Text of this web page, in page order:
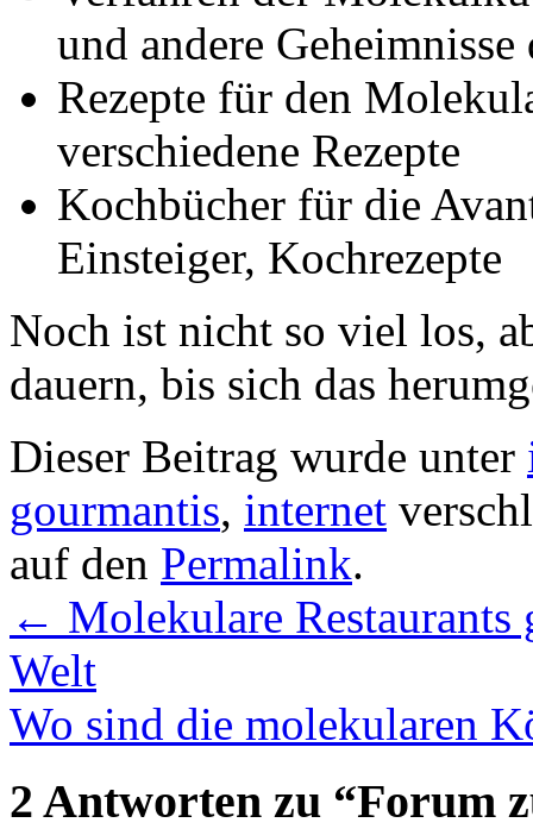
und andere
Rezepte für den
verschiedene Rezepte
Kochbücher für die
Einsteiger, Kochrezepte
Noch ist nicht so viel los,
dauern, bis sich das
Dieser Beitrag wurde unter
gourmantis, internet
auf den Permalink.
← Molekulare Restaurants
Welt
Wo sind die molekularen
2 Antworten zu “Forum